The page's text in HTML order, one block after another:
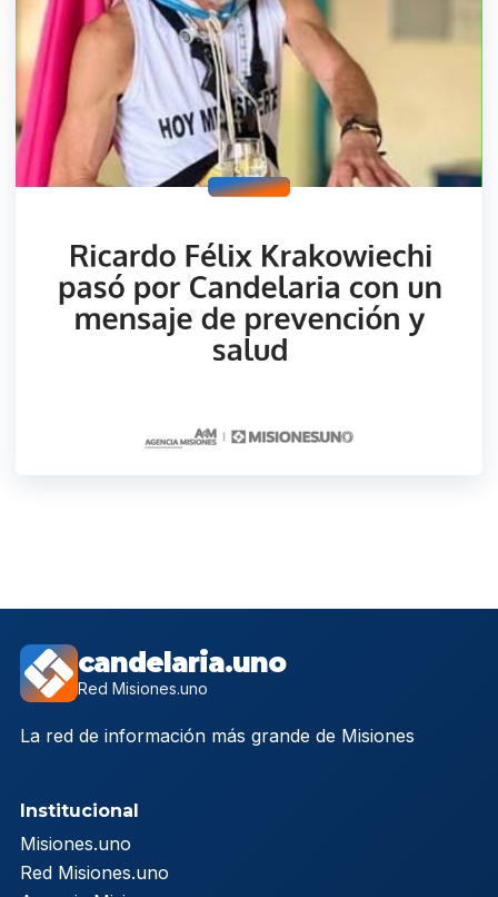
candelaria.uno
Red Misiones.uno
La red de información más grande de Misiones
Institucional
Misiones.uno
Red Misiones.uno